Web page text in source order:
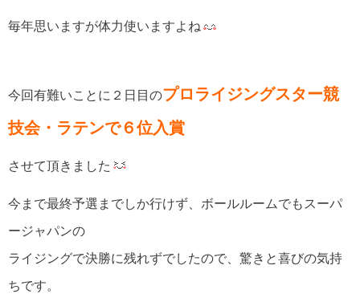
毎年思いますが体力使いますよね
今回有難いことに２日目のプロライジングスター競
技会・ラテンで６位入賞
させて頂きました
今まで最終予選までしか行けず、ボールルームでもスーパ
ージャパンの
ライジングで決勝に残れずでしたので、驚きと喜びの気持
ちです。